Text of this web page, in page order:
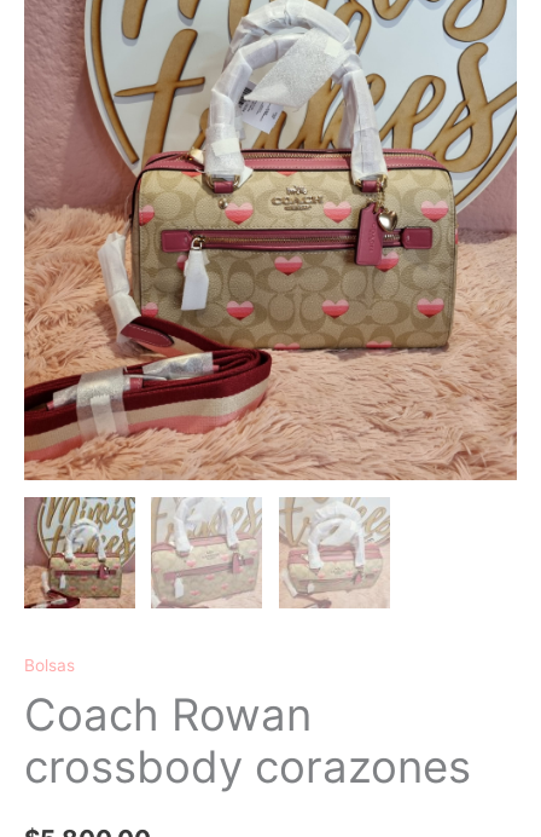
Bolsas
Coach Rowan
crossbody corazones